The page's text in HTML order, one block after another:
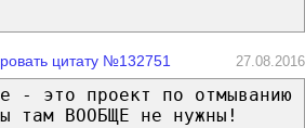
цитату №132751 27.08.2016
- это проект по отмыванию
там ВООБЩЕ не нужны!